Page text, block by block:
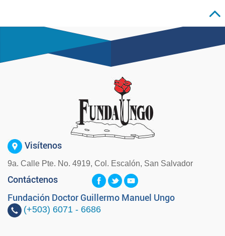
Visítenos
9a. Calle Pte. No. 4919, Col. Escalón, San Salvador
Contáctenos
Fundación Doctor Guillermo Manuel Ungo
(+503) 6071 - 6686